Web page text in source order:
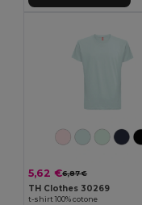
5,62 €6,87 €
TH Clothes 30269
t-shirt 100% cotone